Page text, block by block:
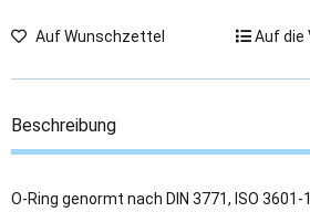
Auf Wunschzettel Auf die
Beschreibung
O-Ring genormt nach DIN 3771, ISO 3601-